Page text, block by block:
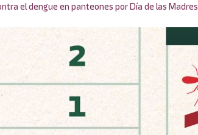
el dengue en panteones por Día de las Madres